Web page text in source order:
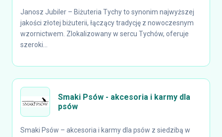
Janosz Jubiler – Biżuteria Tychy to synonim najwyższej
jakości złotej biżuterii, łączący tradycję z nowoczesnym
wzornictwem. Zlokalizowany w sercu Tychów, oferuje
szeroki...
Smaki Psów - akcesoria i karmy dla
psów
Smaki Psów – akcesoria i karmy dla psów z siedzibą w